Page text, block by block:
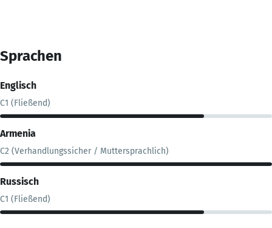
Sprachen
Englisch
C1 (Fließend)
Armenia
C2 (Verhandlungssicher / Muttersprachlich)
Russisch
C1 (Fließend)